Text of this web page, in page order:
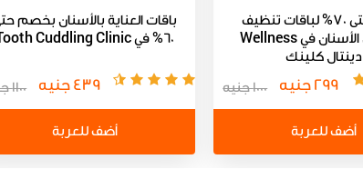
خصم حتى 70% لباقات تنظيف
وتبييض الأسنان في Wellness
دينتال كلينك
299 جنيه 1000 جنيه
أضف للعربة
باقات العناية بالأسنان بخصم
60% في Tooth Cuddling Clinic
439 جنيه 1100 جنيه
أضف للعربة